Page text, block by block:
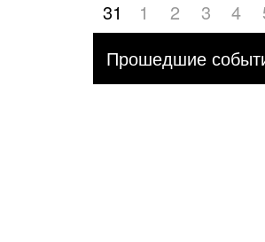
31
1 2 3 4
Прошедшие